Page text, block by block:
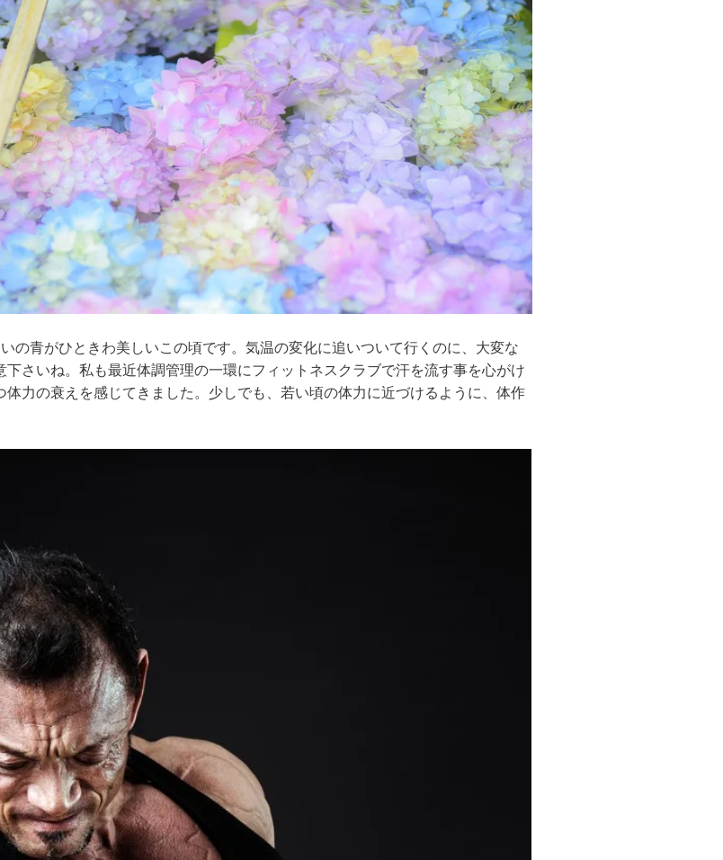
の青がひときわ美しいこの頃です。気温の変化に追いついて行くのに、大変な
さいね。私も最近体調管理の一環にフィットネスクラブで汗を流す事を心がけ
力の衰えを感じてきました。少しでも、若い頃の体力に近づけるように、体作